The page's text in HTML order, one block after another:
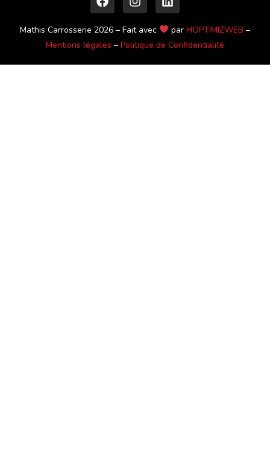
Mathis Carrosserie 2026 – Fait avec par HOPTIMIZWEB –
Mentions légales – Politique de Confidentialité